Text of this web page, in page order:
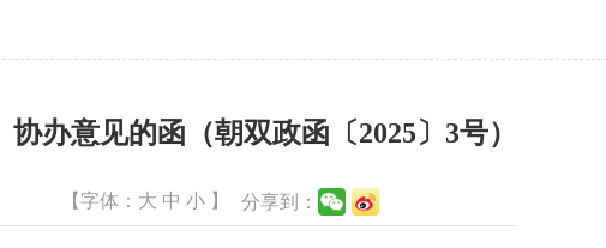
办意见的函（朝双政函〔2025〕3号）
【字体： 大 中 小 】 分享到：